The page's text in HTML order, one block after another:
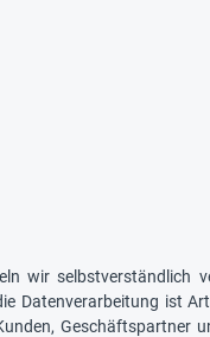
wir selbstverständlich
Datenverarbeitung ist
Geschäftspartner